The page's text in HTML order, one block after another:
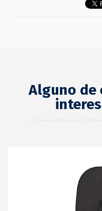
Alguno de